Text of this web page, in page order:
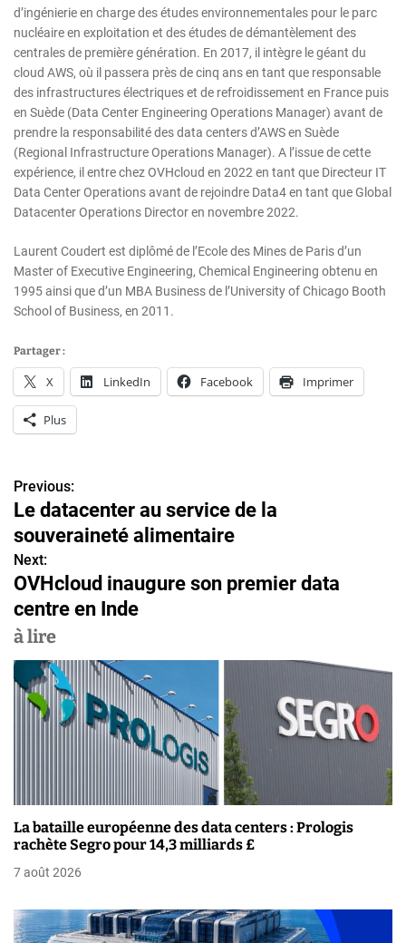
d’ingénierie en charge des études environnementales pour le parc
nucléaire en exploitation et des études de démantèlement des
centrales de première génération. En 2017, il intègre le géant du
cloud AWS, où il passera près de cinq ans en tant que responsable
des infrastructures électriques et de refroidissement en France puis
en Suède (Data Center Engineering Operations Manager) avant de
prendre la responsabilité des data centers d’AWS en Suède
(Regional Infrastructure Operations Manager). A l’issue de cette
expérience, il entre chez OVHcloud en 2022 en tant que Directeur IT
Data Center Operations avant de rejoindre Data4 en tant que Global
Datacenter Operations Director en novembre 2022.
Laurent Coudert est diplômé de l’Ecole des Mines de Paris d’un
Master of Executive Engineering, Chemical Engineering obtenu en
1995 ainsi que d’un MBA Business de l’University of Chicago Booth
School of Business, en 2011.
Partager :
X LinkedIn Facebook Imprimer
Plus
N
a
v
i
g
a
n
d
e
l
Previous:
Le datacenter au service de la
souveraineté alimentaire
Next:
OVHcloud inaugure son premier data
centre en Inde
à lire
La bataille européenne des data centers : Prologis
rachète Segro pour 14,3 milliards £
7 août 2026